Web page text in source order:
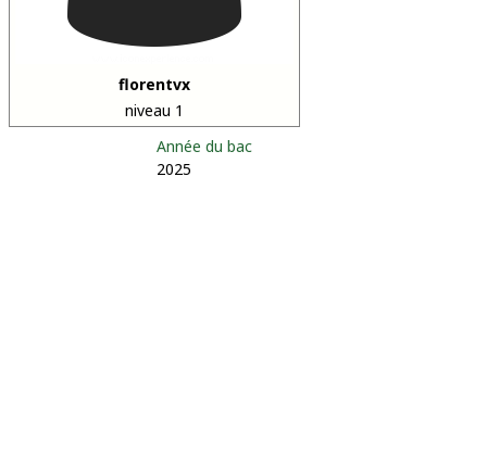
florentvx
niveau 1
Année du bac
2025